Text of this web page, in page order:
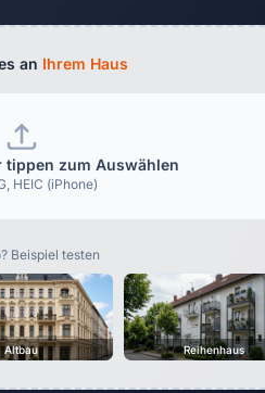
an Ihrem Haus
tippen zum Auswählen
HEIC (iPhone)
Beispiel testen
Altbau Reihenhaus